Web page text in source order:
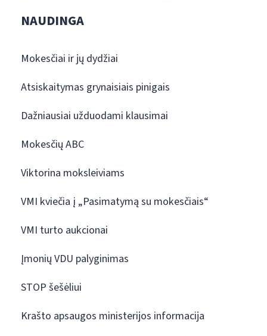
NAUDINGA
Mokesčiai ir jų dydžiai
Atsiskaitymas grynaisiais pinigais
Dažniausiai užduodami klausimai
Mokesčių ABC
Viktorina moksleiviams
VMI kviečia į „Pasimatymą su mokesčiais“
VMI turto aukcionai
Įmonių VDU palyginimas
STOP šešėliui
Krašto apsaugos ministerijos informacija